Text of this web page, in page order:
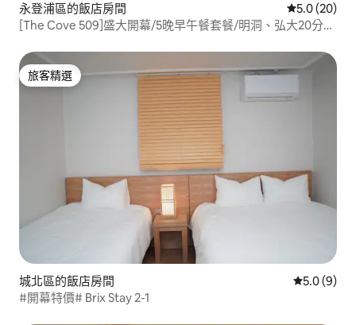
永登浦區的飯店房間 從 20 則評
5.0 (20)
[The Cove 509]盛大開幕/5晚早午餐套餐/明洞、弘大20分
旅客精選
旅客精選
城北區的飯店房間 從 9 則評
5.0 (9)
#開幕特價# Brix Stay 2-1